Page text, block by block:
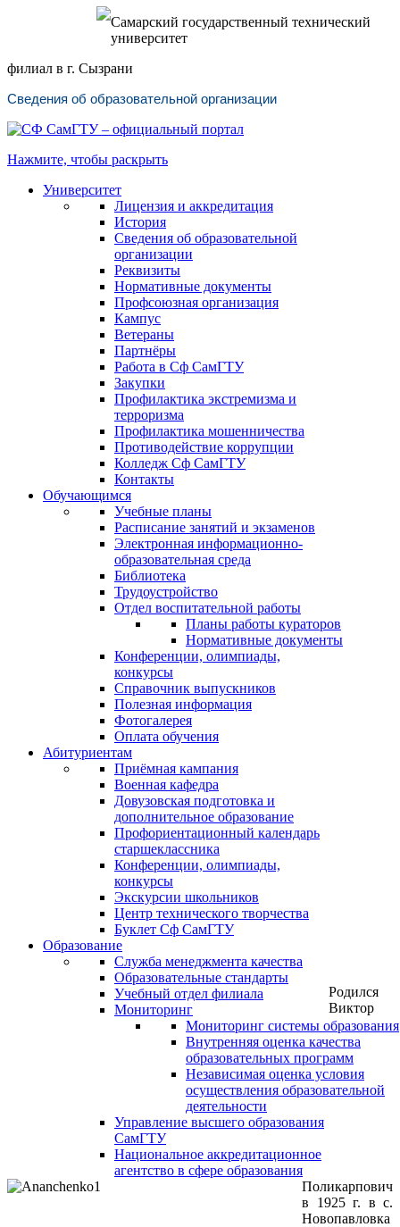
Самарский государственный технический
университет
филиал в г. Сызрани
Сведения об образовательной организации
Нажмите, чтобы раскрыть
Университет
Лицензия и аккредитация
История
Сведения об образовательной
организации
Реквизиты
Нормативные документы
Профсоюзная организация
Кампус
Ветераны
Партнёры
Работа в Сф СамГТУ
Закупки
Профилактика экстремизма и
терроризма
Профилактика мошенничества
Противодействие коррупции
Колледж Сф СамГТУ
Контакты
Обучающимся
Учебные планы
Расписание занятий и экзаменов
Электронная информационно-
образовательная среда
Библиотека
Трудоустройство
Отдел воспитательной работы
Планы работы кураторов
Нормативные документы
Конференции, олимпиады,
конкурсы
Справочник выпускников
Полезная информация
Фотогалерея
Оплата обучения
Абитуриентам
Приёмная кампания
Военная кафедра
Довузовская подготовка и
дополнительное образование
Профориентационный календарь
старшеклассника
Конференции, олимпиады,
конкурсы
Экскурсии школьников
Центр технического творчества
Буклет Сф СамГТУ
Образование
Служба менеджмента качества
Образовательные стандарты
Учебный отдел филиала
Мониторинг
Мониторинг системы образования
Внутренняя оценка качества
образовательных программ
Независимая оценка условия
осуществления образовательной
деятельности
Управление высшего образования
СамГТУ
Национальное аккредитационное
агентство в сфере образования
Родился
Виктор
Поликарпович
в 1925 г. в с.
Новопавловка